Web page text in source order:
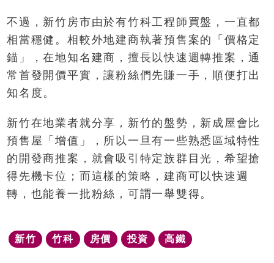
不過，新竹房市由於有竹科工程師買盤，一直都
相當穩健。相較外地建商執著預售案的「價格定
錨」，在地知名建商，擅長以快速週轉推案，通
常首發開價平實，讓粉絲們先賺一手，順便打出
知名度。
新竹在地業者就分享，新竹的盤勢，新成屋會比
預售屋「增值」，所以一旦有一些熟悉區域特性
的開發商推案，就會吸引特定族群目光，希望搶
得先機卡位；而這樣的策略，建商可以快速週
轉，也能養一批粉絲，可謂一舉雙得。
新竹 竹科 房價 投資 高鐵